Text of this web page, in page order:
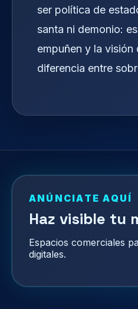
ser política de
santa ni demonio:
empuñen y la visión
diferencia entre
ANÚNCIATE AQUÍ
Haz visible tu
Espacios comerciales
digitales.